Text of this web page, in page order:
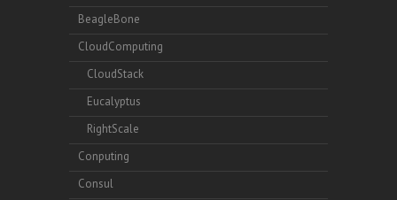
BeagleBone
CloudComputing
CloudStack
Eucalyptus
RightScale
Conputing
Consul